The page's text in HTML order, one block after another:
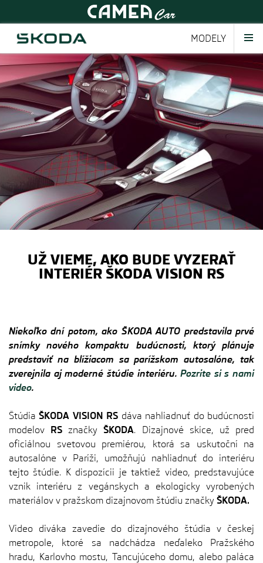
MODELY
UŽ VIEME, AKO BUDE VYZERAŤ
INTERIÉR ŠKODA VISION RS
Niekoľko dní potom, ako ŠKODA AUTO predstavila prvé
snímky nového kompaktu budúcnosti, ktorý plánuje
predstaviť na blížiacom sa parížskom autosalóne, tak
zverejnila aj moderné štúdie interiéru.Pozrite si s nami
video.
ŠtúdiaŠKODA VISION RS dáva nahliadnuť do budúcnosti
modelov RS značkyŠKODA. Dizajnové skice, už pred
oficiálnou svetovou premiérou, ktorá sa uskutoční na
autosalóne v Paríži, umožňujú nahliadnuť do interiéru
tejto štúdie. K dispozícii je taktiež video, predstavujúce
vznik interiéru z vegánskych a ekologicky vyrobených
materiálov v pražskom dizajnovom štúdiu značky ŠKODA.
Video diváka zavedie do dizajnového štúdia v českej
metropole, ktoré sa nadchádza neďaleko Pražského
hradu, Karlovho mostu, Tancujúceho domu, alebo paláca